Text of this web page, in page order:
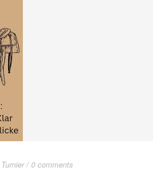
Turnier/0 comments